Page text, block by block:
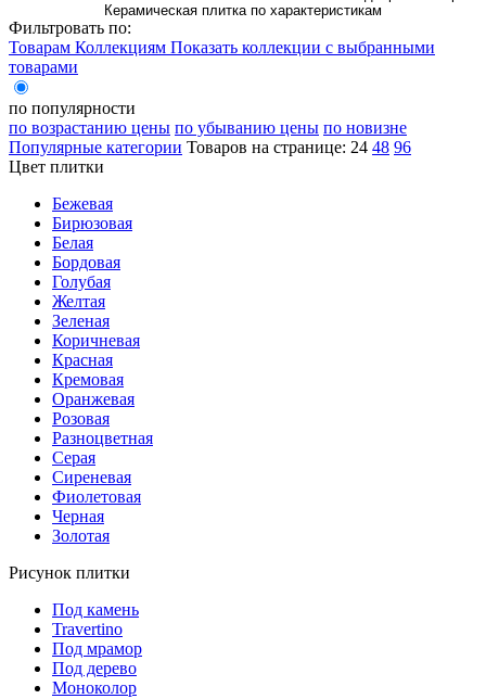
Керамическая плитка по характеристикам
Фильтровать по:
Товарам Коллекциям Показать коллекции с выбранными
товарами
по популярности
по возрастанию цены по убыванию цены по новизне
Популярные категории Товаров на странице: 24 48 96
Цвет плитки
Бежевая
Бирюзовая
Белая
Бордовая
Голубая
Желтая
Зеленая
Коричневая
Красная
Кремовая
Оранжевая
Розовая
Разноцветная
Серая
Сиреневая
Фиолетовая
Черная
Золотая
Рисунок плитки
Под камень
Travertino
Под мрамор
Под дерево
Моноколор